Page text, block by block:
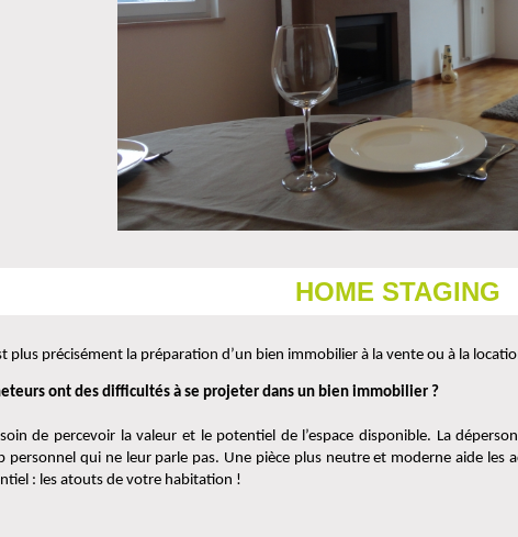
HOME STAGING
plus précisément la préparation d’un bien immobilier à la vente ou à la
ont des difficultés à se projeter dans un bien immobilier ?
de percevoir la valeur et le potentiel de l’espace disponible. La
qui ne leur parle pas. Une pièce plus neutre et moderne aide les
: les atouts de votre habitation !